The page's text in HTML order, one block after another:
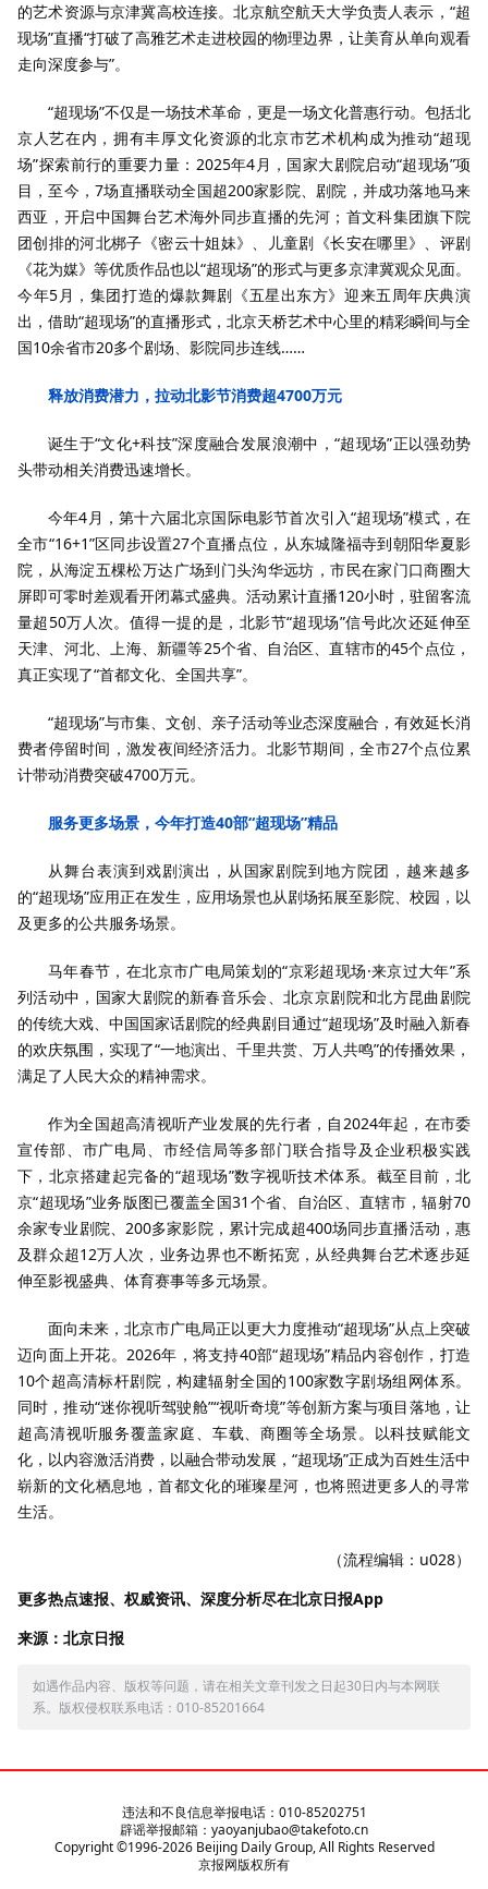
的艺术资源与京津冀高校连接。北京航空航天大学负责人表示，“超
现场”直播“打破了高雅艺术走进校园的物理边界，让美育从单向观看
走向深度参与”。
“超现场”不仅是一场技术革命，更是一场文化普惠行动。包括北
京人艺在内，拥有丰厚文化资源的北京市艺术机构成为推动“超现
场”探索前行的重要力量：2025年4月，国家大剧院启动“超现场”项
目，至今，7场直播联动全国超200家影院、剧院，并成功落地马来
西亚，开启中国舞台艺术海外同步直播的先河；首文科集团旗下院
团创排的河北梆子《密云十姐妹》、儿童剧《长安在哪里》、评剧
《花为媒》等优质作品也以“超现场”的形式与更多京津冀观众见面。
今年5月，集团打造的爆款舞剧《五星出东方》迎来五周年庆典演
出，借助“超现场”的直播形式，北京天桥艺术中心里的精彩瞬间与全
国10余省市20多个剧场、影院同步连线……
释放消费潜力，拉动北影节消费超4700万元
诞生于“文化+科技”深度融合发展浪潮中，“超现场”正以强劲势
头带动相关消费迅速增长。
今年4月，第十六届北京国际电影节首次引入“超现场”模式，在
全市“16+1”区同步设置27个直播点位，从东城隆福寺到朝阳华夏影
院，从海淀五棵松万达广场到门头沟华远坊，市民在家门口商圈大
屏即可零时差观看开闭幕式盛典。活动累计直播120小时，驻留客流
量超50万人次。值得一提的是，北影节“超现场”信号此次还延伸至
天津、河北、上海、新疆等25个省、自治区、直辖市的45个点位，
真正实现了“首都文化、全国共享”。
“超现场”与市集、文创、亲子活动等业态深度融合，有效延长消
费者停留时间，激发夜间经济活力。北影节期间，全市27个点位累
计带动消费突破4700万元。
服务更多场景，今年打造40部“超现场”精品
从舞台表演到戏剧演出，从国家剧院到地方院团，越来越多
的“超现场”应用正在发生，应用场景也从剧场拓展至影院、校园，以
及更多的公共服务场景。
马年春节，在北京市广电局策划的“京彩超现场·来京过大年”系
列活动中，国家大剧院的新春音乐会、北京京剧院和北方昆曲剧院
的传统大戏、中国国家话剧院的经典剧目通过“超现场”及时融入新春
的欢庆氛围，实现了“一地演出、千里共赏、万人共鸣”的传播效果，
满足了人民大众的精神需求。
作为全国超高清视听产业发展的先行者，自2024年起，在市委
宣传部、市广电局、市经信局等多部门联合指导及企业积极实践
下，北京搭建起完备的“超现场”数字视听技术体系。截至目前，北
京“超现场”业务版图已覆盖全国31个省、自治区、直辖市，辐射70
余家专业剧院、200多家影院，累计完成超400场同步直播活动，惠
及群众超12万人次，业务边界也不断拓宽，从经典舞台艺术逐步延
伸至影视盛典、体育赛事等多元场景。
面向未来，北京市广电局正以更大力度推动“超现场”从点上突破
迈向面上开花。2026年，将支持40部“超现场”精品内容创作，打造
10个超高清标杆剧院，构建辐射全国的100家数字剧场组网体系。
同时，推动“迷你视听驾驶舱”“视听奇境”等创新方案与项目落地，让
超高清视听服务覆盖家庭、车载、商圈等全场景。以科技赋能文
化，以内容激活消费，以融合带动发展，“超现场”正成为百姓生活中
崭新的文化栖息地，首都文化的璀璨星河，也将照进更多人的寻常
生活。
（流程编辑：u028）
更多热点速报、权威资讯、深度分析尽在北京日报App
来源：北京日报
如遇作品内容、版权等问题，请在相关文章刊发之日起30日内与本网联
系。版权侵权联系电话：010-85201664
违法和不良信息举报电话：010-85202751
辟谣举报邮箱：yaoyanjubao@takefoto.cn
Copyright ©1996-2026Beijing Daily Group, All Rights Reserved
京报网版权所有